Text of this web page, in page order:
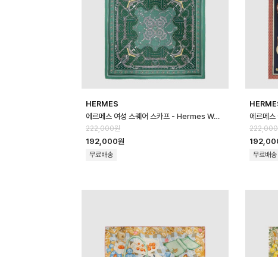
HERMES
에르메스 여성 스퀘어 스카프 - Hermes Womens Square Scarf - acc…
222,000원
192,000원
무료배송
222,000
무료배송